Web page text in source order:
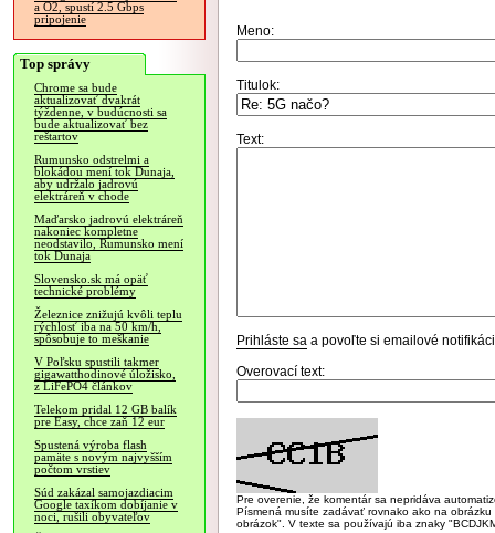
a O2, spustí 2.5 Gbps
pripojenie
Top správy
Chrome sa bude
aktualizovať dvakrát
týždenne, v budúcnosti sa
bude aktualizovať bez
reštartov
Rumunsko odstrelmi a
blokádou mení tok Dunaja,
aby udržalo jadrovú
elektráreň v chode
Maďarsko jadrovú elektráreň
nakoniec kompletne
neodstavilo, Rumunsko mení
tok Dunaja
Slovensko.sk má opäť
technické problémy
Železnice znižujú kvôli teplu
rýchlosť iba na 50 km/h,
spôsobuje to meškanie
V Poľsku spustili takmer
gigawatthodinové úložisko,
z LiFePO4 článkov
Telekom pridal 12 GB balík
pre Easy, chce zaň 12 eur
Spustená výroba flash
pamäte s novým najvyšším
počtom vrstiev
Súd zakázal samojazdiacim
Google taxíkom dobíjanie v
noci, rušili obyvateľov
Meno:
Titulok:
Text:
Prihláste sa a povoľte si emailové
Overovací text:
Pre overenie, že komentár sa nepridáva
Písmená musíte zadávať rovnako ako na
obrázok". V texte sa používajú iba znaky